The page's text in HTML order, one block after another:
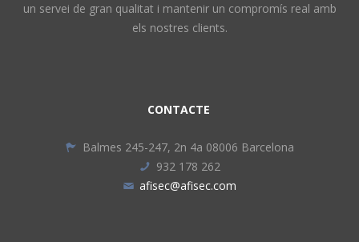
un servei de gran qualitat i mantenir un compromís real amb
els nostres clients.
CONTACTE
Balmes 245-247, 2n 4a 08006 Barcelona
932 178 262
afisec@afisec.com